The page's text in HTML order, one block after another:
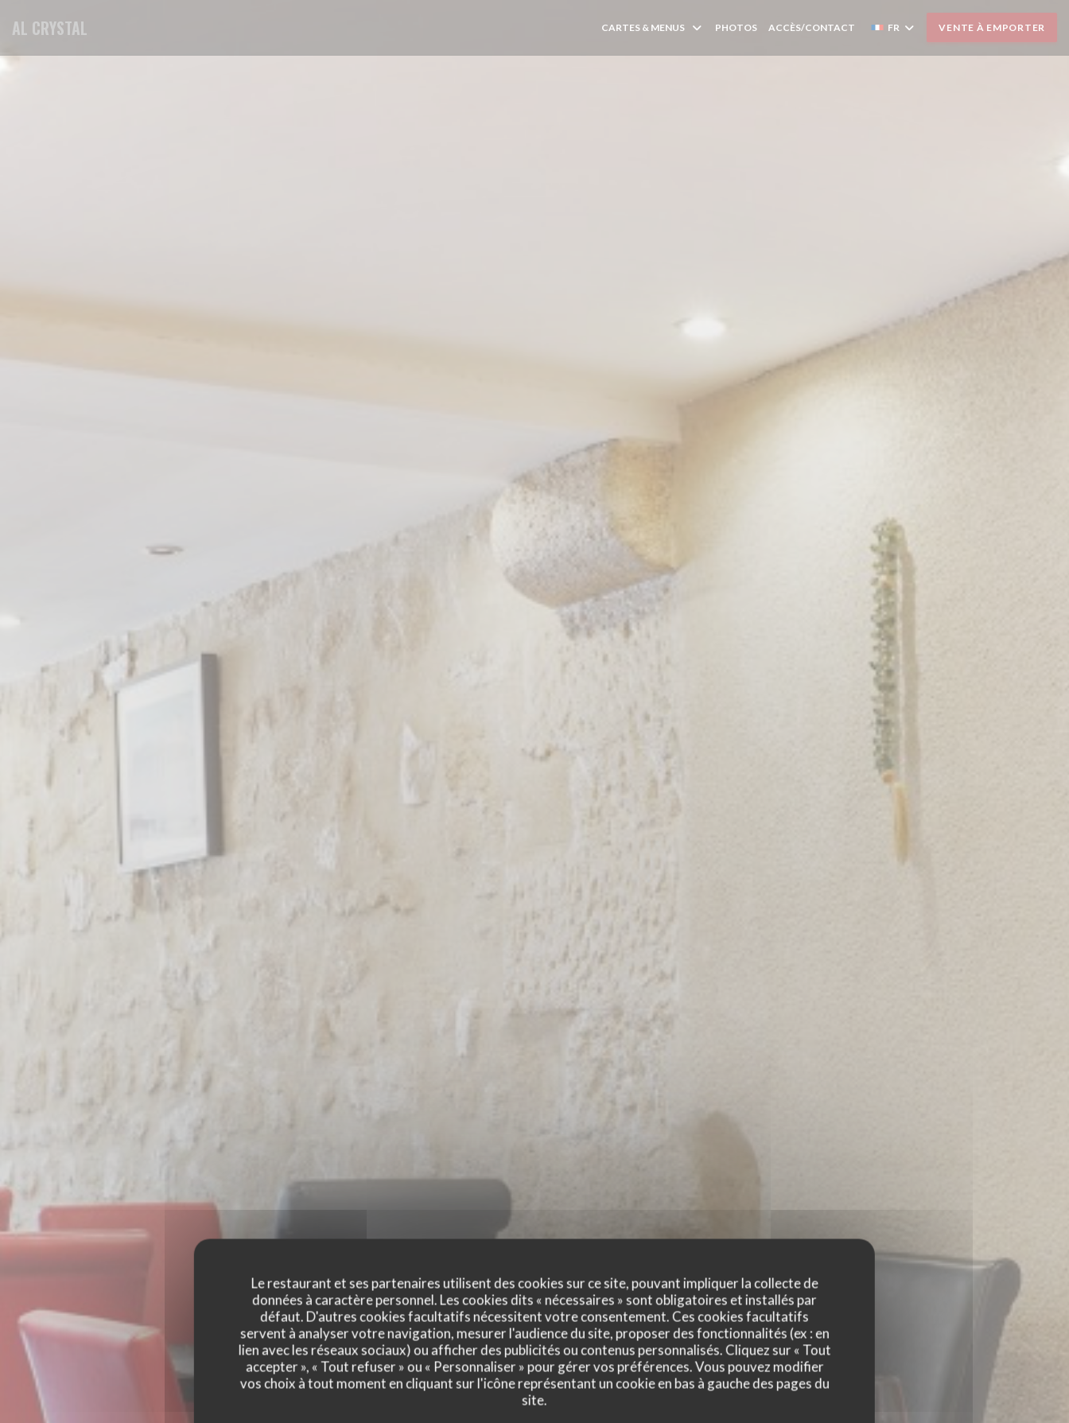
Le restaurant et ses partenaires utilisent des cookies sur ce site, pouvant impliquer la collecte de
données à caractère personnel. Les cookies dits « nécessaires » sont obligatoires et installés par
défaut. D'autres cookies facultatifs nécessitent votre consentement. Ces cookies facultatifs
servent à analyser votre navigation, mesurer l'audience du site, proposer des fonctionnalités (ex : en
lien avec les réseaux sociaux) ou afficher des publicités ou contenus personnalisés. Cliquez sur « Tout
accepter », « Tout refuser » ou « Personnaliser » pour gérer vos préférences. Vous pouvez modifier
vos choix à tout moment en cliquant sur l'icône représentant un cookie en bas à gauche des pages du
site.
AL CRYSTAL CARTES & MENUS PHOTOS ACCÈS/CONTACT FR VENTE À EMPORTER
AL CRYSTAL
AL CRYSTAL RESTAURANT TRADITIONNEL| SAINT-GERMAIN-EN-LAYE